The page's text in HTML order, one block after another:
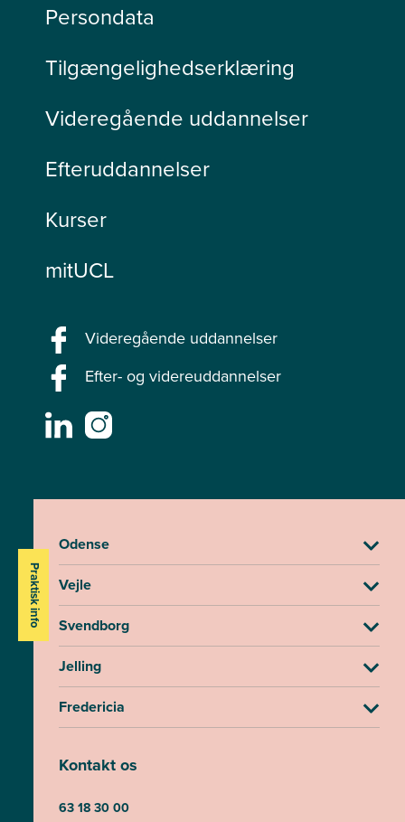
Persondata
Tilgængelighedserklæring
Videregående uddannelser
Efteruddannelser
Kurser
mitUCL
Videregående uddannelser
Efter- og videreuddannelser
Praktisk info
Odense
Vejle
Svendborg
Jelling
Fredericia
Kontakt os
63 18 30 00